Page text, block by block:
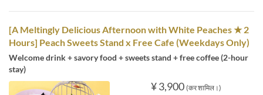
[A Meltingly Delicious Afternoon with White Peaches ★ 2
Hours] Peach Sweets Stand x Free Cafe (Weekdays Only)
Welcome drink + savory food + sweets stand + free coffee (2-hour
stay)
¥ 3,900 (कर शामिल।)